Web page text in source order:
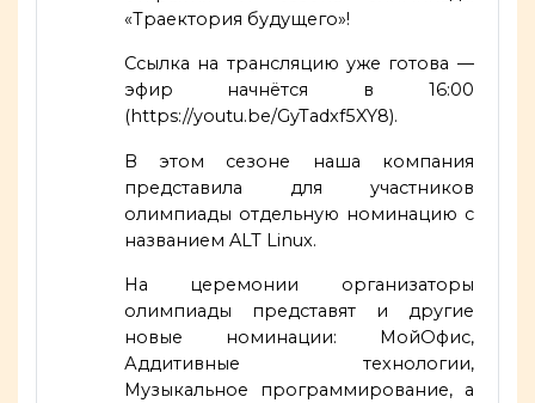
«Траектория будущего»!
Ссылка на трансляцию уже готова —
эфир начнётся в 16:00
(https://youtu.be/GyTadxf5XY8).
В этом сезоне наша компания
представила для участников
олимпиады отдельную номинацию с
названием ALT Linux.
На церемонии организаторы
олимпиады представят и другие
новые номинации: МойОфис,
Аддитивные технологии,
Музыкальное программирование, а